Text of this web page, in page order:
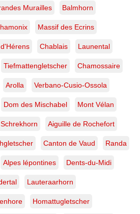
Murailles Balmhorn
Massif des Ecrins
Chablais Launental
Tiefmattengletscher Chamossaire
Arolla Verbano-Cusio-Ossola
Dom des Mischabel Mont Vélan
Schrekhorn Aiguille de Rochefort
Canton de Vaud Randa
Alpes lépontines Dents-du-Midi
Lauteraarhorn
Homattugletscher